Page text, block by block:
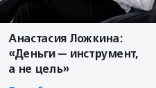
Анастасия Ложкина:
«Деньги — инструмент,
а не цель»